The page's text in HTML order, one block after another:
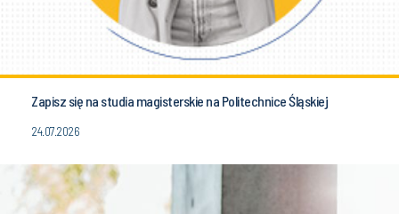
Zapisz się na studia magisterskie na Politechnice Śląskiej
24.07.2026